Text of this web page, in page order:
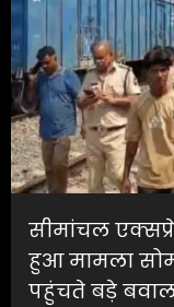
सीमांचल
हुआ मामला
पहुंचते बड़े बवाल